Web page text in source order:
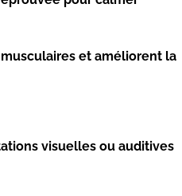
et améliorent la
visuelles ou auditives